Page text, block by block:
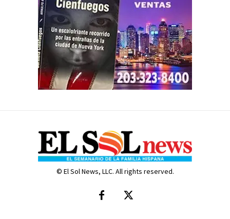
© El Sol News, LLC. All rights reserved.